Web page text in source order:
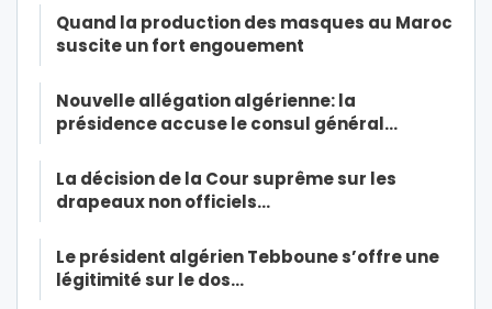
Quand la production des masques au Maroc
suscite un fort engouement
Nouvelle allégation algérienne: la
présidence accuse le consul général…
La décision de la Cour suprême sur les
drapeaux non officiels…
Le président algérien Tebboune s’offre une
légitimité sur le dos…